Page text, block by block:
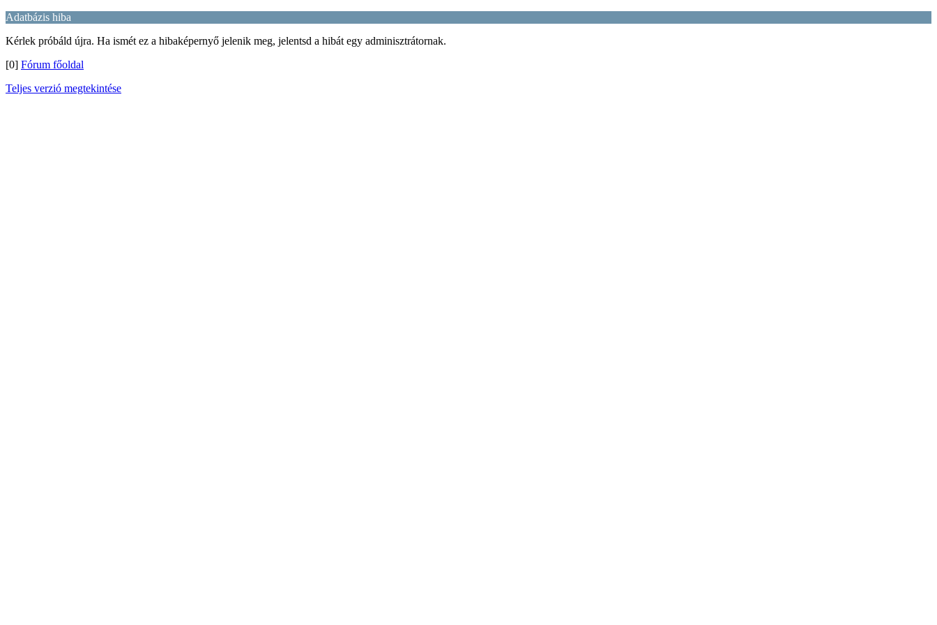
Adatbázis hiba
Kérlek próbáld újra. Ha ismét ez a hibaképernyő jelenik meg, jelentsd a hibát egy adminisztrátornak.
[0] Fórum főoldal
Teljes verzió megtekintése